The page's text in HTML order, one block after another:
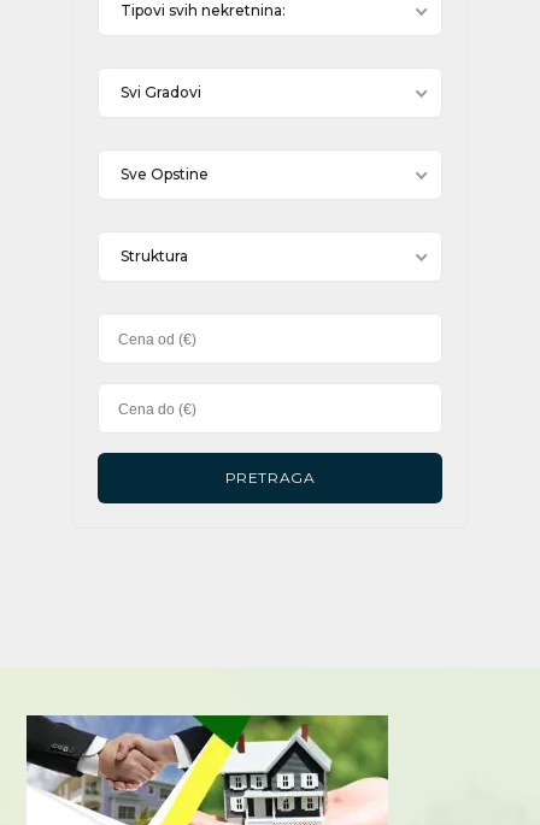
Tipovi svih nekretnina:
Svi Gradovi
Sve Opstine
Struktura